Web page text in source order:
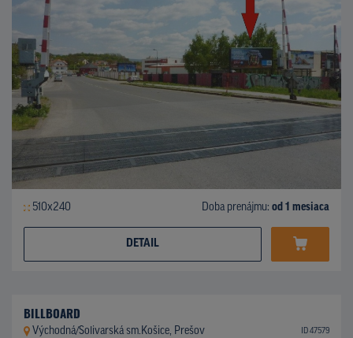
510x240 Doba prenájmu: od 1 mesiaca
DETAIL
BILLBOARD
Východná/Solivarská sm.Košice, Prešov ID 47579